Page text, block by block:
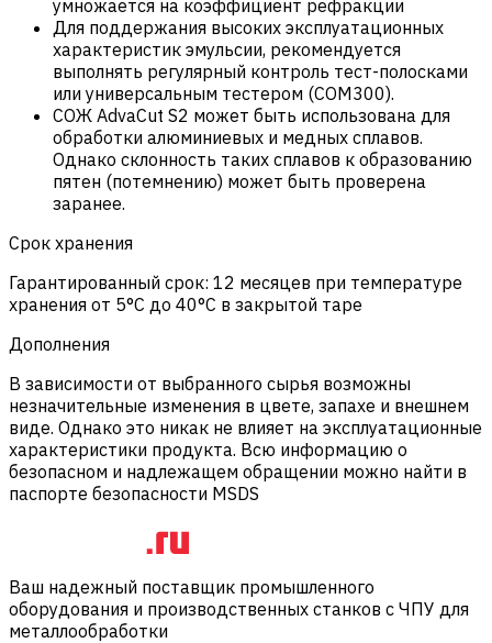
умножается на коэффициент рефракции
Для поддержания высоких эксплуатационных
характеристик эмульсии, рекомендуется
выполнять регулярный контроль тест-полосками
или универсальным тестером (COM300).
СОЖ AdvaCut S2 может быть использована для
обработки алюминиевых и медных сплавов.
Однако склонность таких сплавов к образованию
пятен (потемнению) может быть проверена
заранее.
Срок хранения
Гарантированный срок: 12 месяцев при температуре
хранения от 5°C до 40°C в закрытой таре
Дополнения
В зависимости от выбранного сырья возможны
незначительные изменения в цвете, запахе и внешнем
виде. Однако это никак не влияет на эксплуатационные
характеристики продукта. Всю информацию о
безопасном и надлежащем обращении можно найти в
паспорте безопасности MSDS
Ваш надежный поставщик промышленного
оборудования и производственных станков с ЧПУ для
металлообработки